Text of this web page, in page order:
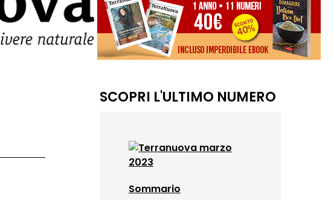
SCOPRI L'ULTIMO NUMERO
Sommario